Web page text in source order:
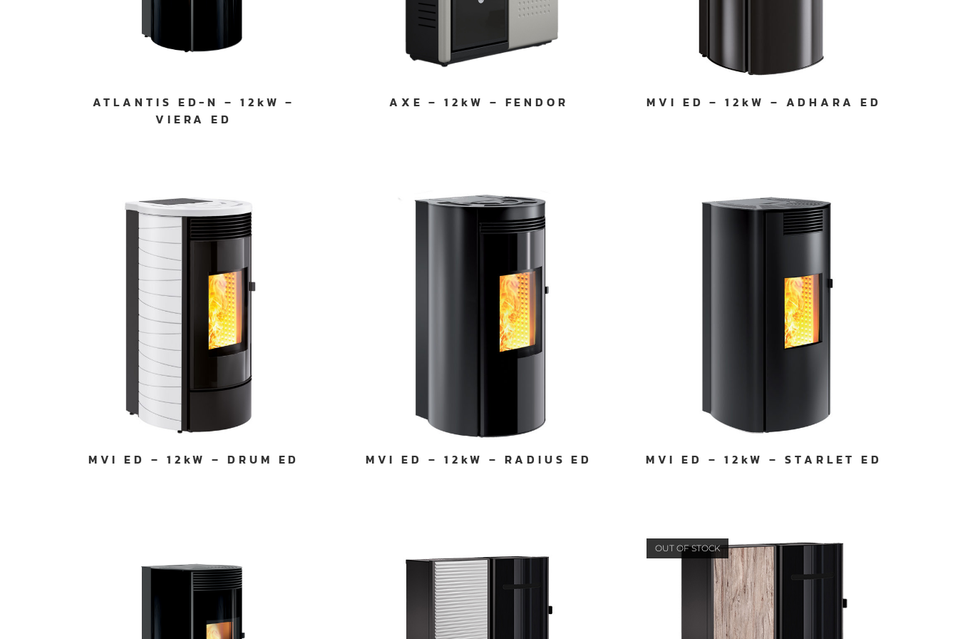
e
ATLANTIS ED-N – 12kW –
VIERA ED
AXE – 12kW – FENDOR MVI ED – 12kW – ADHARA ED
MVI ED – 12kW – DRUM ED MVI ED – 12kW – RADIUS ED MVI ED – 12kW – STARLET ED
OUT OF STOCK